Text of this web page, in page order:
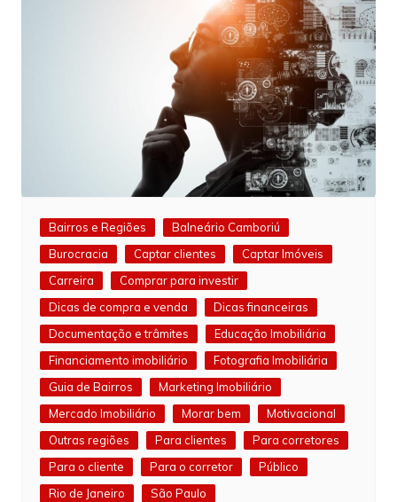
Bairros e Regiões
Balneário Camboriú
Burocracia
Captar clientes
Captar Imóveis
Carreira
Comprar para investir
Dicas de compra e venda
Dicas financeiras
Documentação e trâmites
Educação Imobiliária
Financiamento imobiliário
Fotografia Imobiliária
Guia de Bairros
Marketing Imobiliário
Mercado Imobiliário
Morar bem
Motivacional
Outras regiões
Para clientes
Para corretores
Para o cliente
Para o corretor
Público
Rio de Janeiro
São Paulo